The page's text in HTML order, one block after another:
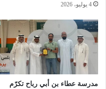
4 يوليو، 2026
مدرسة عطاء بن أبي رباح تكرّم